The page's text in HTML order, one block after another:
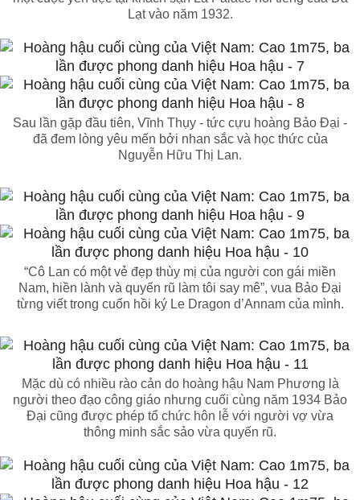
Lạt vào năm 1932.
Sau lần gặp đầu tiên, Vĩnh Thụy - tức cựu hoàng Bảo Đại -
đã đem lòng yêu mến bởi nhan sắc và học thức của
Nguyễn Hữu Thị Lan.
“Cô Lan có một vẻ đẹp thùy mị của người con gái miền
Nam, hiền lành và quyến rũ làm tôi say mê”, vua Bảo Đại
từng viết trong cuốn hồi ký Le Dragon d’Annam của mình.
Mặc dù có nhiều rào cản do hoàng hậu Nam Phương là
người theo đạo công giáo nhưng cuối cùng năm 1934 Bảo
Đại cũng được phép tổ chức hôn lễ với người vợ vừa
thông minh sắc sảo vừa quyến rũ.